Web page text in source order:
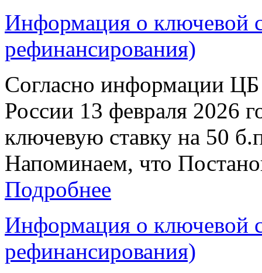
Информация о ключевой
рефинансирования)
Согласно информации
России 13 февраля 2026
ключевую ставку на 50
Напоминаем, что
Подробнее
Информация о ключевой
рефинансирования)